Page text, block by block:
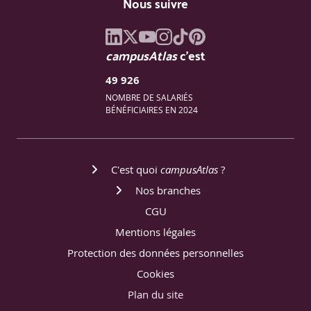
campusAtlasc'est
49 926
NOMBRE DE SALARIÉS
BÉNÉFICIAIRES EN 2024
C'est quoi campusAtlas ?
Nos branches
CGU
Mentions légales
Protection des données personnelles
Cookies
Plan du site